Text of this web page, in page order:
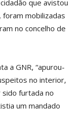
que avistou
mobilizadas
no concelho de
a GNR, “apurou-
no interior,
furtada no
um mandado